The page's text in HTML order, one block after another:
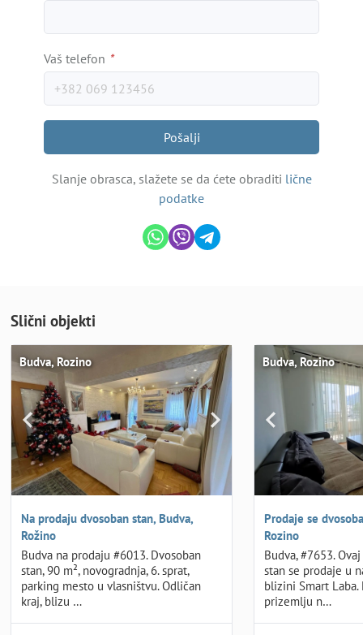
Vaš telefon *
Pošalji
Slanje obrasca, slažete se da ćete obraditi lične
podatke
Slični objekti
Budva, Rozino
Na prodaju dvosoban stan, Budva,
Rožino
Budva na prodaju #6013. Dvosoban
stan, 90 m², novogradnja, 6. sprat,
parking mesto u vlasništvu. Odličan
kraj, blizu …
Budva, Rozino
Prodaje se
Rozino
Budva, #7653.
stan se prodaje u
blizini Smart Laba.
prizemlju n…